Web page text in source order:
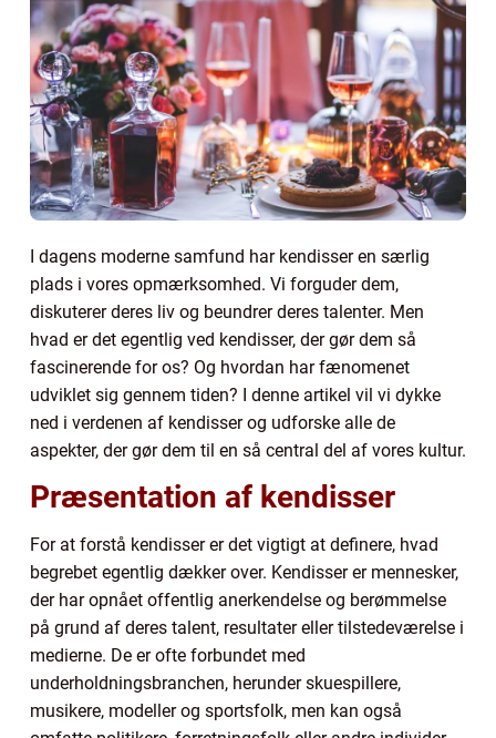
I dagens moderne samfund har kendisser en særlig
plads i vores opmærksomhed. Vi forguder dem,
diskuterer deres liv og beundrer deres talenter. Men
hvad er det egentlig ved kendisser, der gør dem så
fascinerende for os? Og hvordan har fænomenet
udviklet sig gennem tiden? I denne artikel vil vi dykke
ned i verdenen af kendisser og udforske alle de
aspekter, der gør dem til en så central del af vores kultur.
Præsentation af kendisser
For at forstå kendisser er det vigtigt at definere, hvad
begrebet egentlig dækker over. Kendisser er mennesker,
der har opnået offentlig anerkendelse og berømmelse
på grund af deres talent, resultater eller tilstedeværelse i
medierne. De er ofte forbundet med
underholdningsbranchen, herunder skuespillere,
musikere, modeller og sportsfolk, men kan også